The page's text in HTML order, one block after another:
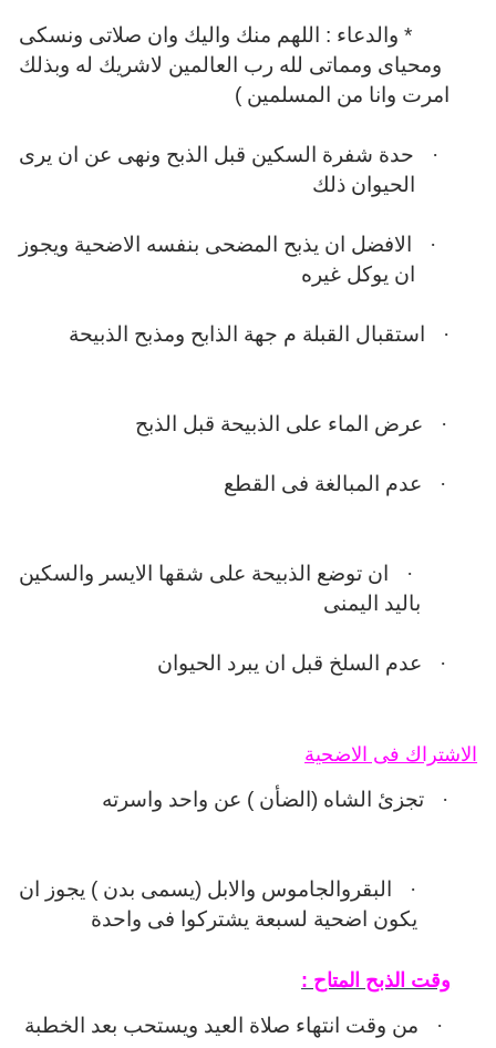
* والدعاء : اللهم منك واليك وان صلاتى ونسكى
ومحياى ومماتى لله رب العالمين لاشريك له وبذلك
امرت وانا من المسلمين )
·
حدة شفرة السكين قبل الذبح ونهى عن ان يرى
الحيوان ذلك
·
الافضل ان يذبح المضحى بنفسه الاضحية ويجوز
ان يوكل غيره
· استقبال القبلة م جهة الذابح ومذبح الذبيحة
· عرض الماء على الذبيحة قبل الذبح
· عدم المبالغة فى القطع
·
ان توضع الذبيحة على شقها الايسر والسكين
باليد اليمنى
· عدم السلخ قبل ان يبرد الحيوان
الاشتراك فى الاضحية
· تجزئ الشاه (الضأن ) عن واحد واسرته
·
البقروالجاموس والابل (يسمى بدن ) يجوز ان
يكون اضحية لسبعة يشتركوا فى واحدة
وقت الذبح المتاح :
· من وقت انتهاء صلاة العيد ويستحب بعد الخطبة